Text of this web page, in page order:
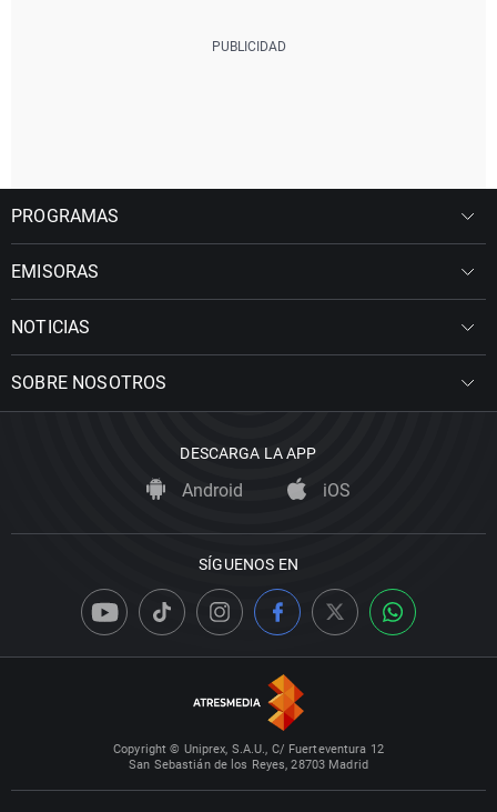
PROGRAMAS
EMISORAS
NOTICIAS
SOBRE NOSOTROS
DESCARGA LA APP
Android iOS
SÍGUENOS EN
Copyright © Uniprex, S.A.U., C/ Fuerteventura 12
San Sebastián de los Reyes, 28703 Madrid